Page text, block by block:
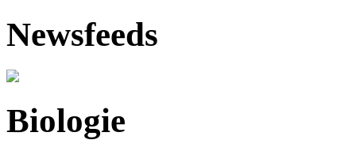
Newsfeeds
Biologie